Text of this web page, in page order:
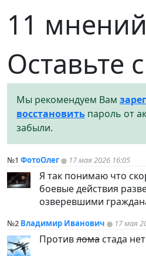
11
Оставьте
Мы рекомендуем Вам
восстановить пароль от
забыли.
№1 ФотоОлег 17 мая 2026 16:05
Я так понимаю что
боевые действия
озверевшими
№2 Владимир Иванович 17 мая
Противлома стада